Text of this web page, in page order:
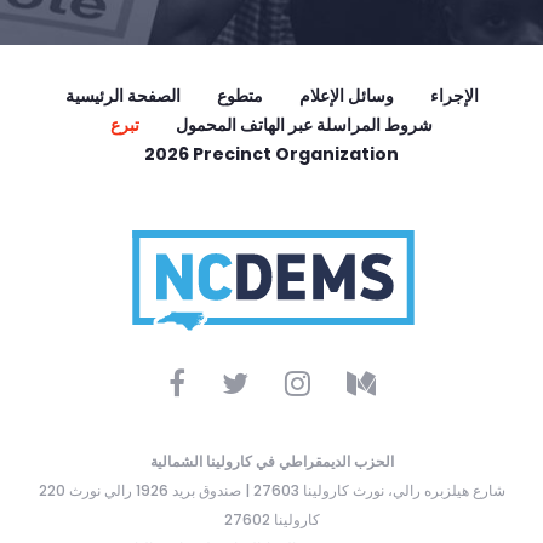
الصفحة الرئيسية متطوع وسائل الإعلام
الإجراء
تبرع
شروط المراسلة عبر الهاتف المحمول
2026 Precinct Organization
الحزب الديمقراطي في كارولينا الشمالية
220 شارع هيلزبره رالي، نورث كارولينا 27603 | صندوق بريد 1926 رالي نورث
كارولينا 27602